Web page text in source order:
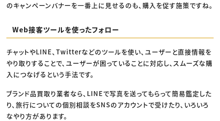
のキャンペーンバナーを一番上に見せるのも、購入を促す施策ですね。
Web接客ツールを使ったフォロー
チャットやLINE、Twitterなどのツールを使い、ユーザーと直接情報を
やり取りすることで、ユーザーが困っていることに対応し、スムーズな購
入につなげるという手法です。
ブランド品買取り業者なら、LINEで写真を送ってもらって簡易鑑定した
り、旅行についての個別相談をSNSのアカウントで受けたり、いろいろ
なやり方があります。